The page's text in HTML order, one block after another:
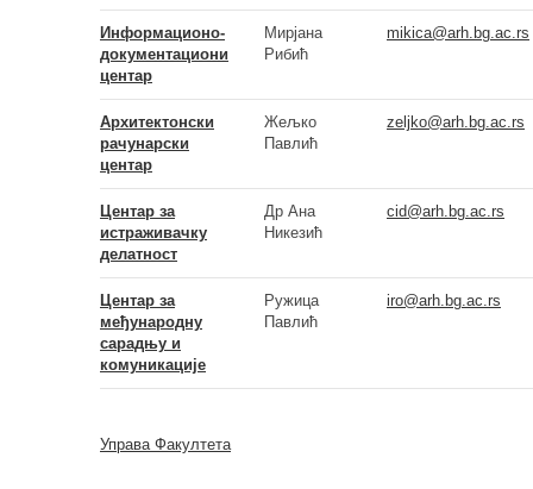
Информационо-
документациони
центар
Мирјана
Рибић
mikica@arh.bg.ac.rs
Архитектонски
рачунарски
центар
Жељко
Павлић
zeljko@arh.bg.ac.rs
Центар за
истраживачку
делатност
Др Ана
Никезић
cid@arh.bg.ac.rs
Центар за
међународну
сарадњу и
комуникације
Ружица
Павлић
iro@arh.bg.ac.rs
Управа Факултета